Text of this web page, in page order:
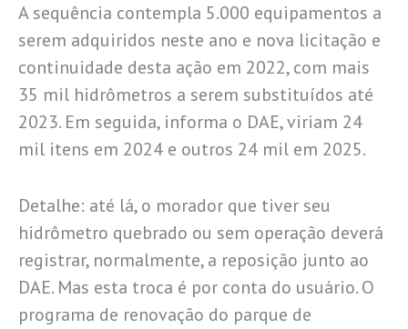
A sequência contempla 5.000 equipamentos a
serem adquiridos neste ano e nova licitação e
continuidade desta ação em 2022, com mais
35 mil hidrômetros a serem substituídos até
2023. Em seguida, informa o DAE, viriam 24
mil itens em 2024 e outros 24 mil em 2025.
Detalhe: até lá, o morador que tiver seu
hidrômetro quebrado ou sem operação deverá
registrar, normalmente, a reposição junto ao
DAE. Mas esta troca é por conta do usuário. O
programa de renovação do parque de